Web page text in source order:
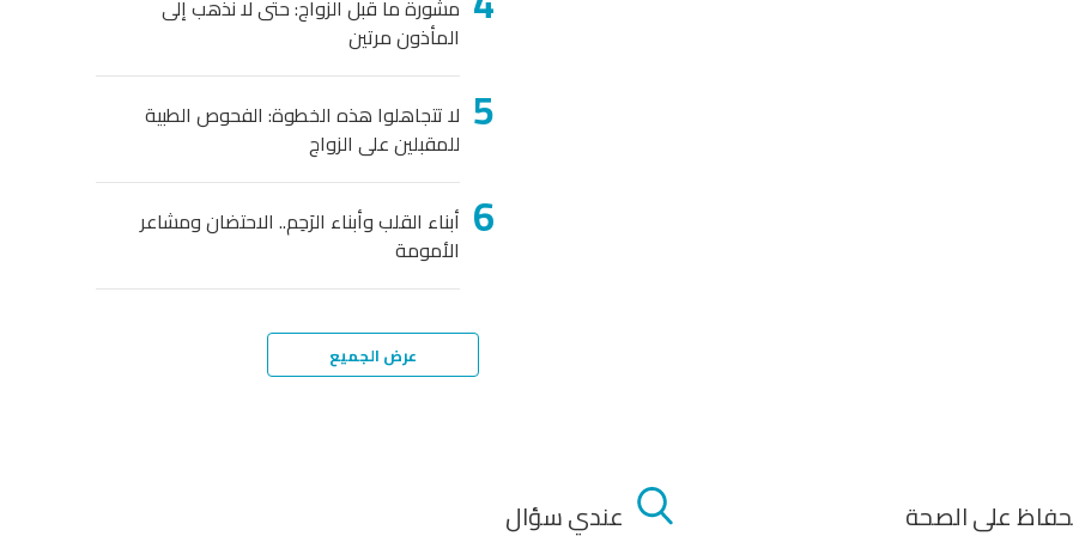
مشورة ما قبل الزواج: حتى لا نذهب إلى
المأذون مرتين
لا تتجاهلوا هذه الخطوة: الفحوص الطبية
للمقبلين على الزواج
أبناء القلب وأبناء الرَحِم.. الاحتضان ومشاعر
الأمومة
عرض الجميع
على الصحة عندي سؤال